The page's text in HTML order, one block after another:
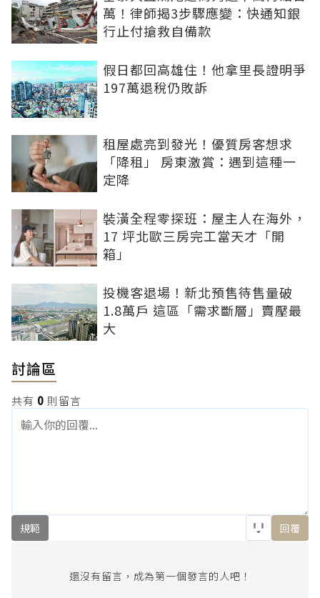
萬！律師揭3步驟應變：快通知銀
行止付搶救自備款
假日都回高雄住！他拿里長證明爭
197萬退稅仍敗訴
租屋處亮到發光！優質房客想求
「降租」 房東激賞：遇到這種一
定降
裝潢全程零探班：屋主人在海外，
17 坪北歐三房完工當天才「開
箱」
投機客退場！新北預售待售量破
1.8萬戶 這區「需求斷層」賣壓最
大
討論區
共有 0 則留言
規範 回覆
還沒有留言，成為第一個發言的人吧！